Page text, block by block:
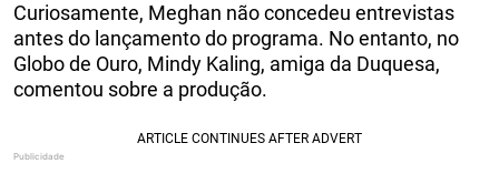
Curiosamente, Meghan não concedeu entrevistas
antes do lançamento do programa. No entanto, no
Globo de Ouro, Mindy Kaling, amiga da Duquesa,
comentou sobre a produção.